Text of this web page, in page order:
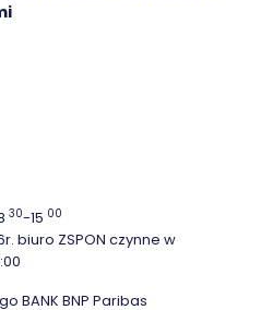
30-15 00
biuro ZSPON czynne w
BANK BNP Paribas